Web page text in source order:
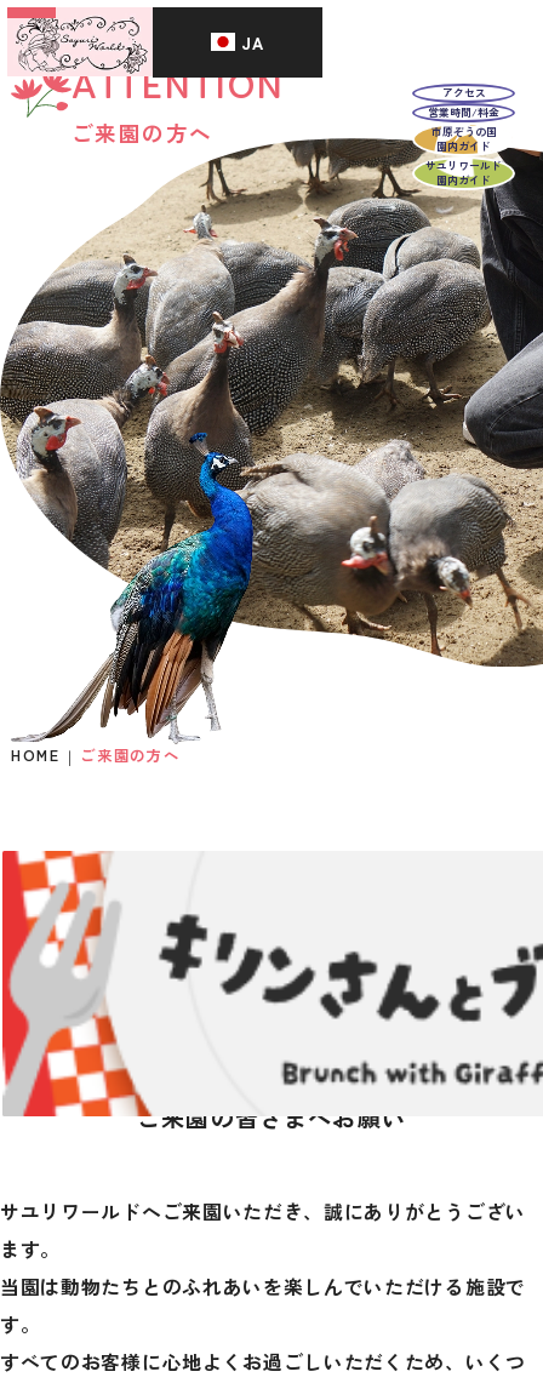
JA
アクセス
営業時間/料金
市原ぞうの国
園内ガイド
サユリワールド
園内ガイド
ATTENTION
ご来園の方へ
HOME ご来園の方へ
A Request to
Everyone
ご来園の皆さまへお願い
サユリワールドへご来園いただき、誠にありがとうござい
ます。
当園は動物たちとのふれあいを楽しんでいただける施設で
す。
すべてのお客様に心地よくお過ごしいただくため、いくつ